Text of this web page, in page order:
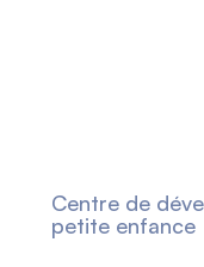
Centre de
petite enfance